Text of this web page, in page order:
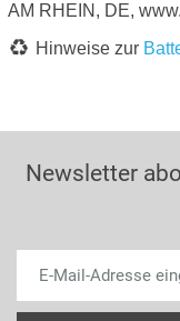
AM RHEIN, DE,
Hinweise zur
Newsletter